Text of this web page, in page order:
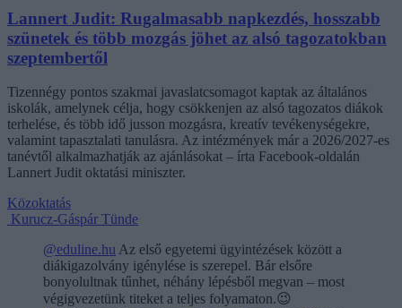
Lannert Judit: Rugalmasabb napkezdés, hosszabb
szünetek és több mozgás jöhet az alsó tagozatokban
szeptembertől
Tizennégy pontos szakmai javaslatcsomagot kaptak az általános
iskolák, amelynek célja, hogy csökkenjen az alsó tagozatos diákok
terhelése, és több idő jusson mozgásra, kreatív tevékenységekre,
valamint tapasztalati tanulásra. Az intézmények már a 2026/2027-es
tanévtől alkalmazhatják az ajánlásokat – írta Facebook-oldalán
Lannert Judit oktatási miniszter.
Közoktatás
Kurucz-Gáspár Tünde
@eduline.hu Az első egyetemi ügyintézések között a
diákigazolvány igénylése is szerepel. Bár elsőre
bonyolultnak tűnhet, néhány lépésből megvan – most
végigvezetünk titeket a teljes folyamaton.😉